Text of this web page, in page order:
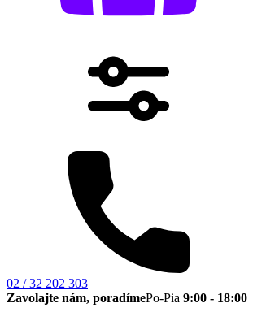
02 / 32 202 303
Zavolajte nám, poradímePo-Pia 9:00 - 18:00